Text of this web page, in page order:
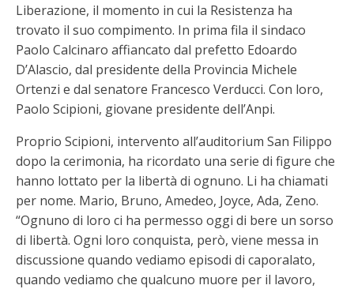
Liberazione, il momento in cui la Resistenza ha
trovato il suo compimento. In prima fila il sindaco
Paolo Calcinaro affiancato dal prefetto Edoardo
D’Alascio, dal presidente della Provincia Michele
Ortenzi e dal senatore Francesco Verducci. Con loro,
Paolo Scipioni, giovane presidente dell’Anpi.
Proprio Scipioni, intervento all’auditorium San Filippo
dopo la cerimonia, ha ricordato una serie di figure che
hanno lottato per la libertà di ognuno. Li ha chiamati
per nome. Mario, Bruno, Amedeo, Joyce, Ada, Zeno.
“Ognuno di loro ci ha permesso oggi di bere un sorso
di libertà. Ogni loro conquista, però, viene messa in
discussione quando vediamo episodi di caporalato,
quando vediamo che qualcuno muore per il lavoro,